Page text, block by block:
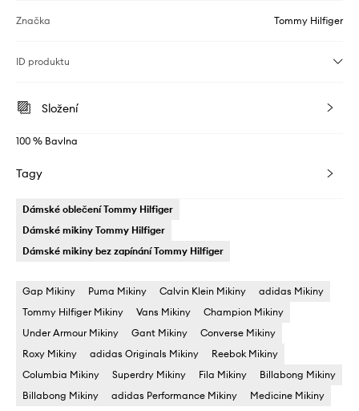
Značka Tommy Hilfiger
ID produktu
Složení
100 % Bavlna
Tagy
Dámské oblečení Tommy Hilfiger
Dámské mikiny Tommy Hilfiger
Dámské mikiny bez zapínání Tommy Hilfiger
Gap Mikiny Puma Mikiny Calvin Klein Mikiny
adidas Mikiny
Tommy Hilfiger Mikiny
Vans Mikiny
Champion Mikiny
Under Armour Mikiny
Gant Mikiny
Converse Mikiny
Roxy Mikiny
adidas Originals Mikiny
Reebok Mikiny
Columbia Mikiny
Superdry Mikiny Fila Mikiny
Billabong Mikiny
Billabong Mikiny
adidas Performance Mikiny Medicine Mikiny